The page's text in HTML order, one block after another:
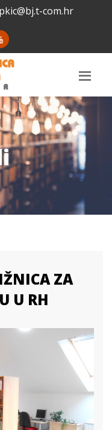
pkic@bj.t-com.hr
ZA
U RH